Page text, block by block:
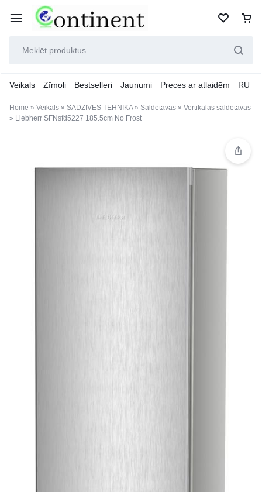
Veikals Zīmoli Bestselleri Jaunumi Preces ar atlaidēm RU
Home » Veikals » SADZĪVES TEHNIKA» Saldētavas » Vertikālās saldētavas
» Liebherr SFNsfd5227 185.5cm No Frost